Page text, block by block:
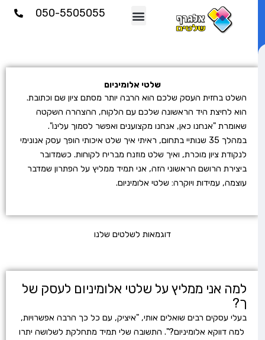
050-5505055
שלטי אלומיניום
השלט בחזית העסק שלכם הוא הרבה יותר מסתם ציון שם וכתובת.
הוא לחיצת היד הראשונה שלכם עם הלקוח, ההצהרה השקטה
שאומרת "אנחנו כאן, אנחנו מקצוענים ואפשר לסמוך עלינו".
במהלך 35 שנותיי בתחום, ראיתי איך שלט איכותי הופך עסק אנונימי
לנקודת ציון מוכרת, ואיך שלט מוזנח מבריח לקוחות. כשמדובר
ביצירת הרושם הראשוני הזה, אני תמיד ממליץ על הפתרון שמדבר
עוצמה, עמידות ויוקרה: שלטי אלומיניום.
דוגמאות לשלטים שלנו
למה אני ממליץ על שלטי אלומיניום לעסק של
ך?
בעלי עסקים רבים שואלים אותי, "איציק, עם כל כך הרבה אפשרויות,
למה דווקא אלומיניום?". התשובה שלי תמיד מתחלקת לשלושה יתרו